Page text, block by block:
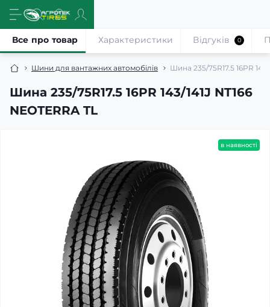
Шини для вантажних автомобілів Шина 235/75R17.5 16PR
Шина 235/75R17.5 16PR 143/141J NT166
NEOTERRA TL
Все про товар Характеристики Відгуків 0
в наявності